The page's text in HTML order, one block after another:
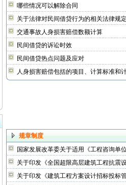
哪些情况可以解除合同
关于法律对民间借贷行为的相关法律规
交通事故人身损害赔偿数额计算
民间借贷的诉讼时效
民间借贷热点问题及应对
人身损害赔偿包括的项目、计算标准和
规章制度
国家发展改革委关于适用《工程咨询单
关于印发《全国超限高层建筑工程抗震
关于印发《建筑工程方案设计招标投标